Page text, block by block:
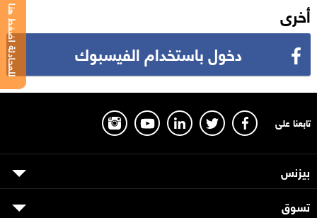
أخرى
دخول باستخدام الفيسبوك
للمحادثة اضغط هنا
تابعنا على
بيزنس
تسوق